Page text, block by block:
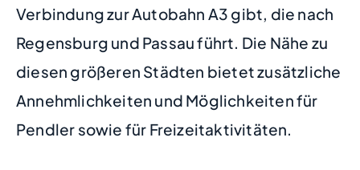
Verbindung zur Autobahn A3 gibt, die nach
Regensburg und Passau führt. Die Nähe zu
diesen größeren Städten bietet zusätzliche
Annehmlichkeiten und Möglichkeiten für
Pendler sowie für Freizeitaktivitäten.